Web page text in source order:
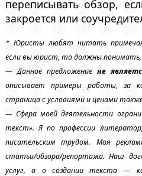
переписывать обзор,
закроется или
* Юристы любят читать
если вы юрист, то должны
— Данное предложение не
описывает примеры работы, за
страница с условиями и ценами
— Сфера моей деятельности
текст». Я по профессии
писательским трудом. Моя
статьи/обзора/репортажа. Наш
услуг, а о создании текста —